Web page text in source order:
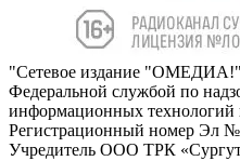
"Сетевое издание "ОМЕДИА!".
Федеральной службой по
информационных
Регистрационный номер Эл
Учредитель ООО ТРК